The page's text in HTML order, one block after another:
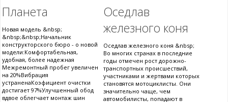
Планета
Новая модель &nbsp;
&nbsp;&nbsp;Начальник
конструкторского бюро - о новой
модели:Комфортабельная,
удобная, более надежная
Межремонтный пробег увеличен
на 20%Вибрация
устраненаКоэфициент очистки
достигает 97%Улучшенный обод
вдвое облегчает монтаж шин
Оседлав
железного коня
Оседлав железного коня &nbsp;
Во многих странах в последние
годы отмечен рост дорожно-
транспортных происшествий,
участниками и жертвами которых
становятся мотоциклисты. Они
значительно чаще, чем
автомобилисты, попадают в